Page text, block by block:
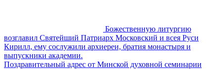
Божественную литургию
возглавил Святейший Патриарх Московский и всея Руси
Кирилл, ему сослужили архиереи, братия монастыря и
выпускники академии.
Поздравительный адрес от Минской духовной семинарии